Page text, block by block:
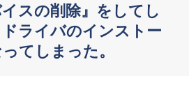
スの削除』をしてし
ライバのインストー
てしまった。